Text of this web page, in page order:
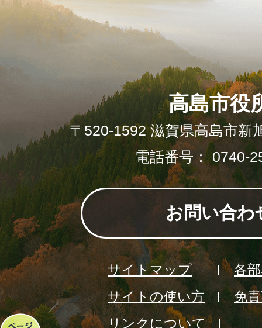
高島市役
〒520-1592 滋賀県高島市新
電話番号： 0740-
お問い合わ
サイトマップ
各
サイトの使い方
免
リンクについて